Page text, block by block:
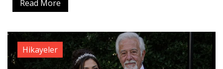
Read More
Hikayeler